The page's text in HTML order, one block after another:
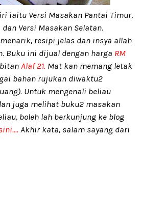
iaitu Versi Masakan Pantai Timur,
Versi Masakan Selatan.
resipi jelas dan insya allah
Buku ini dijual dengan harga RM
Alaf 21. Mat kan memang letak
bahan rujukan diwaktu2
Untuk mengenali beliau
juga melihat buku2 masakan
boleh lah berkunjung ke blog
Akhir kata, salam sayang dari